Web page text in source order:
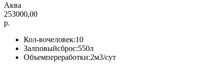
Аква
253000,00
р.
Кол-вочеловек:10
Залповыйсброс:550л
Объемпереработки:2м3/сут